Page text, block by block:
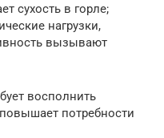
сухость в горле;
нагрузки,
вызывают
восполнить
потребности